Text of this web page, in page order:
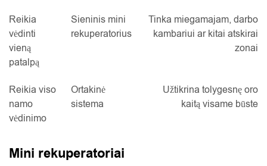
Reikia
vėdinti
vieną
patalpą
Sieninis mini
rekuperatorius
Tinka miegamajam, darbo
kambariui ar kitai atskirai
zonai
Reikia viso
namo
vėdinimo
Ortakinė
sistema
Užtikrina tolygesnę oro
kaitą visame būste
Mini rekuperatoriai